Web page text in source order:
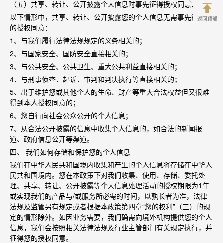
（五）共享、转让、公开披露个人信息时事先征得授权同意的例外
以下情形中，共享、转让、公开披露您的个人信息无需事先征得您
的授权同意：
1 、与我们履行法律法规规定的义务相关的；
2、与国家安全、国防安全直接相关的；
3、与公共安全、公共卫生、重大公共利益直接相关的；
4、与刑事侦查、起诉、审判和判决执行等直接相关的；
5、出于维护您或其他个人的生命、财产等重大合法权益但又很难
得到本人授权同意的；
6、您自行向社会公众公开的个人信息；
7、从合法公开披露的信息中收集个人信息的，如合法的新闻报
道、政府信息公开等渠道。
四、 我们如何存储和保护您的个人信息
我们在中华人民共和国境内收集和产生的个人信息将存储在中华人
民共和国境内。您在本政策下对我们收集、使用、存储、委托处
理、共享、转让、公开披露等个人信息处理活动的授权期限为1年
或实现我们的产品与/或服务所必需的时间，以孰长者为准，法律
法规及监管另有规定或者根据本政策第四章“您的权利” （三）的规
定的情形除外。如因业务需要，我们确需向境外机构提供您的个人
信息，我们会按照相关法律法规及行业主管部门有关规定执行，并
征得您的授权同意。
返回顶部